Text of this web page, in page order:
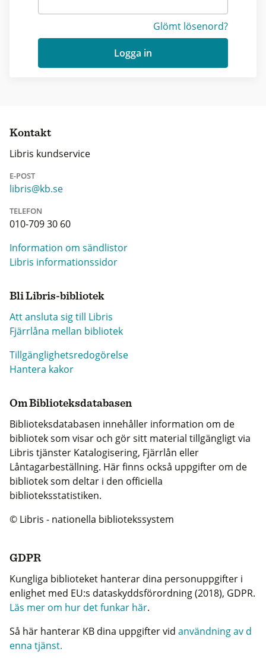
Glömt lösenord?
Logga in
Kontakt
Libris kundservice
E-POST
libris@kb.se
TELEFON
010-709 30 60
Information om sändlistor
Libris informationssidor
Bli Libris-bibliotek
Att ansluta sig till Libris
Fjärrlåna mellan bibliotek
Tillgänglighetsredogörelse
Hantera kakor
Om Biblioteksdatabasen
Biblioteksdatabasen innehåller information om de
bibliotek som visar och gör sitt material tillgängligt via
Libris tjänster Katalogisering, Fjärrlån eller
Låntagarbeställning. Här finns också uppgifter om de
bibliotek som deltar i den officiella
biblioteksstatistiken.
© Libris - nationella bibliotekssystem
GDPR
Kungliga biblioteket hanterar dina personuppgifter i
enlighet med EU:s dataskyddsförordning (2018), GDPR.
Läs mer om hur det funkar här.
Så här hanterar KB dina uppgifter vid användning av d
enna tjänst.